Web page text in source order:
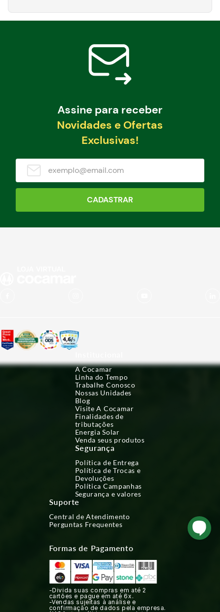
Assine para receber
Novidades e Ofertas
Exclusivas!
CADASTRAR
A Cocamar
Linha do Tempo
Trabalhe Conosco
Nossas Unidades
Blog
Visite A Cocamar
Finalidades de
tributações
Energia Solar
Venda seus produtos
Segurança
Política de Entrega
Política de Trocas e
Devoluções
Política Campanhas
Segurança e valores
Suporte
Central de Atendimento
Perguntas Frequentes
Formas de Pagamento
-Divida suas compras em até 2
cartões e pague em até 6x.
-Vendas sujeitas à análise e
confirmação de dados pela empresa.